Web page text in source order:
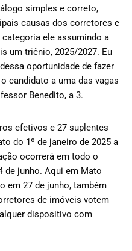
simples e correto,
causas dos corretores e
ele assumindo a
um triênio, 2025/2027. Eu
oportunidade de fazer
candidato a uma das vagas
Benedito, a 3.
efetivos e 27 suplentes
do 1º de janeiro de 2025 a
ocorrerá em todo o
de junho. Aqui em Mato
em 27 de junho, também
de imóveis votem
dispositivo com